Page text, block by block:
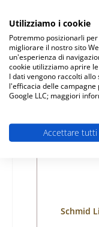
Schmid
Utilizziamo i cookie
Potremmo posizionarli
migliorare il nostro sito
un'esperienza di
cookie utilizziamo aprire
I dati vengono raccolti
l'efficacia delle campagne
Google LLC; maggiori
Accettare tutti